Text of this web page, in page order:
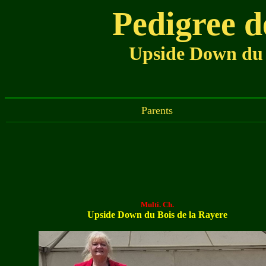
Pedigree
Upside Down
Parents
Multi. Ch.
Upside Down du Bois de la Rayere